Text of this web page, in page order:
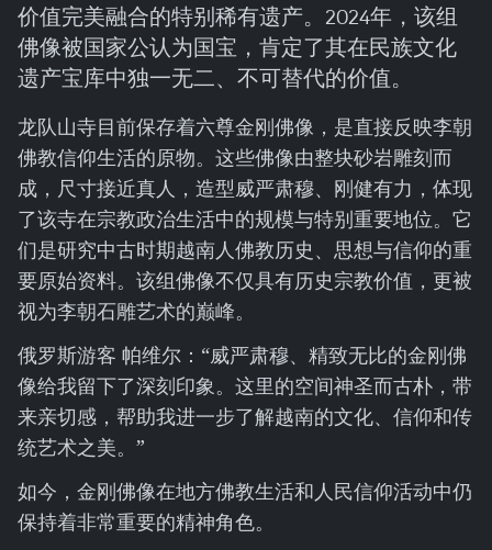
价值完美融合的特别稀有遗产。2024年，该组
佛像被国家公认为国宝，肯定了其在民族文化
遗产宝库中独一无二、不可替代的价值。
龙队山寺目前保存着六尊金刚佛像，是直接反映李朝
佛教信仰生活的原物。这些佛像由整块砂岩雕刻而
成，尺寸接近真人，造型威严肃穆、刚健有力，体现
了该寺在宗教政治生活中的规模与特别重要地位。它
们是研究中古时期越南人佛教历史、思想与信仰的重
要原始资料。该组佛像不仅具有历史宗教价值，更被
视为李朝石雕艺术的巅峰。
俄罗斯游客 帕维尔：“威严肃穆、精致无比的金刚佛
像给我留下了深刻印象。这里的空间神圣而古朴，带
来亲切感，帮助我进一步了解越南的文化、信仰和传
统艺术之美。”
如今，金刚佛像在地方佛教生活和人民信仰活动中仍
保持着非常重要的精神角色。